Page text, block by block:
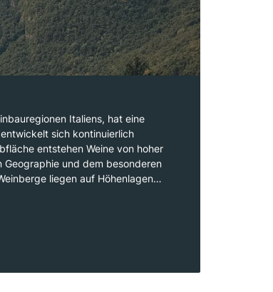
Italiens, hat eine
sich kontinuierlich
entstehen Weine von hoher
und dem besonderen
liegen auf Höhenlagen
kalten Wintern und warmen
für Rebsorten wie
Lagrein. Die Weißweine